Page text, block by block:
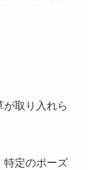
取り入れら
特定のポーズ